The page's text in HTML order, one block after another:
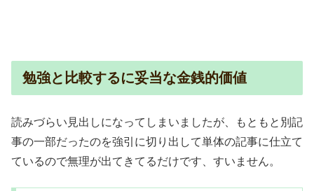
勉強と比較するに妥当な金銭的価値
読みづらい見出しになってしまいましたが、もともと別記
事の一部だったのを強引に切り出して単体の記事に仕立て
ているので無理が出てきてるだけです、すいません。